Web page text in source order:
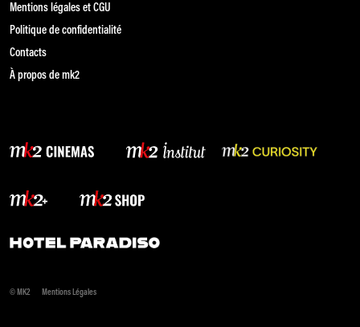
Mentions légales et CGU
Politique de confidentialité
Contacts
À propos de mk2
© MK2 Mentions Légales